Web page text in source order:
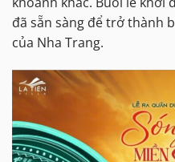
đã sẵn sàng để trở thành
của Nha Trang.